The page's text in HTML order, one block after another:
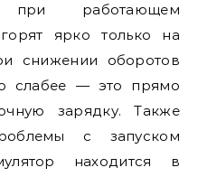
при работающем
ярко только на
снижении оборотов
слабее — это прямо
зарядку. Также
с запуском
находится в